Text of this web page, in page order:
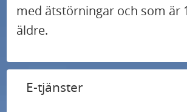
med ätstörningar och som är
äldre.
E-tjänster